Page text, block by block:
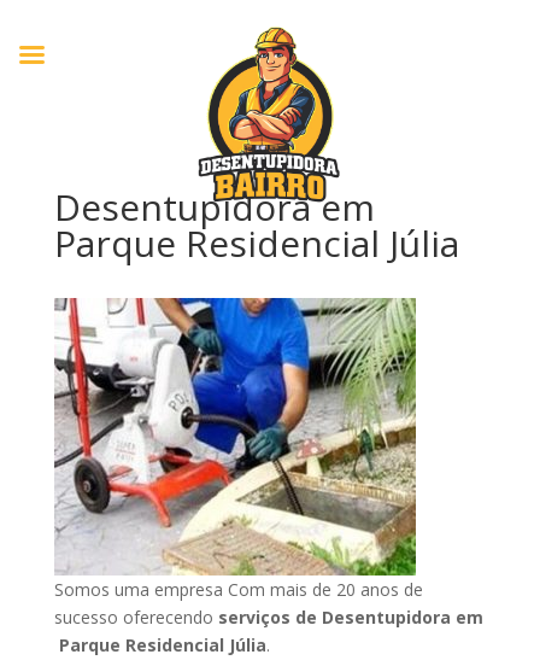
Desentupidora em
Parque Residencial Júlia
Somos uma empresa Com mais de 20 anos de
sucesso oferecendo serviços de Desentupidora em
Parque Residencial Júlia.